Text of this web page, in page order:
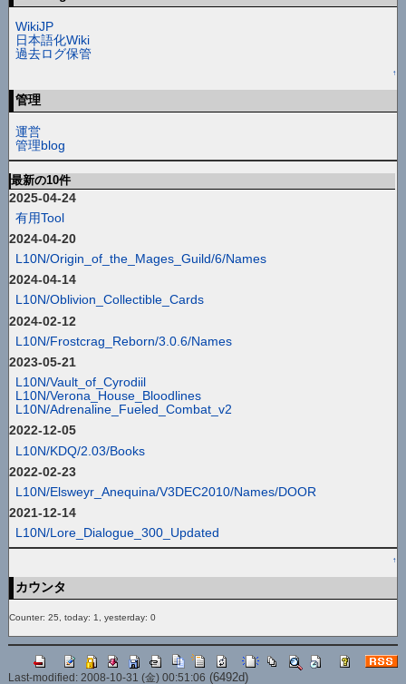
WikiJP
日本語化Wiki
過去ログ保管
↑
管理
運営
管理blog
最新の10件
2025-04-24
有用Tool
2024-04-20
L10N/Origin_of_the_Mages_Guild/6/Names
2024-04-14
L10N/Oblivion_Collectible_Cards
2024-02-12
L10N/Frostcrag_Reborn/3.0.6/Names
2023-05-21
L10N/Vault_of_Cyrodiil
L10N/Verona_House_Bloodlines
L10N/Adrenaline_Fueled_Combat_v2
2022-12-05
L10N/KDQ/2.03/Books
2022-02-23
L10N/Elsweyr_Anequina/V3DEC2010/Names/DOOR
2021-12-14
L10N/Lore_Dialogue_300_Updated
↑
カウンタ
Counter: 25, today: 1, yesterday: 0
Last-modified: 2008-10-31 (金) 00:51:06 (6492d)